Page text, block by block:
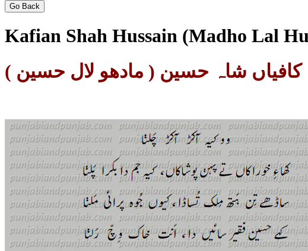
Go Back
Kafian Shah Hussain (Madho Lal
کافیاں شاہ حسین ( مادھو لال حسین )